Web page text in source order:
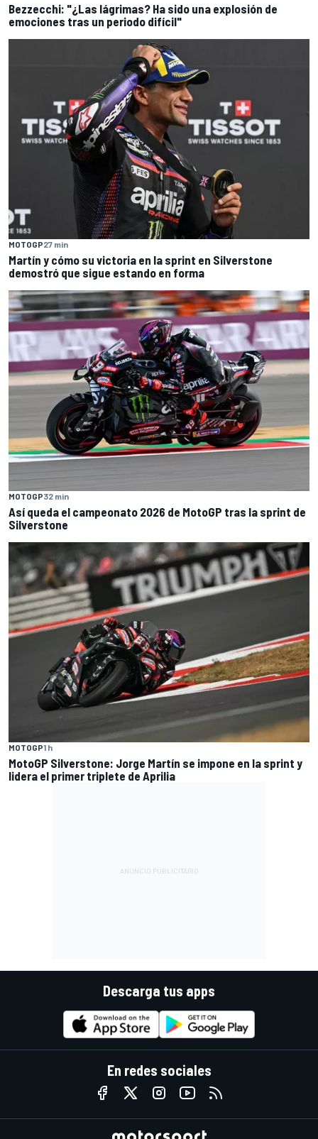
Bezzecchi: "¿Las lágrimas? Ha sido una explosión de
emociones tras un periodo difícil"
MOTOGP27 min
Martín y cómo su victoria en la sprint en Silverstone
demostró que sigue estando en forma
MOTOGP32 min
Así queda el campeonato 2026 de MotoGP tras la sprint de
Silverstone
MOTOGP1 h
MotoGP Silverstone: Jorge Martín se impone en la sprint y
lidera el primer triplete de Aprilia
Descarga tus apps
En redes sociales